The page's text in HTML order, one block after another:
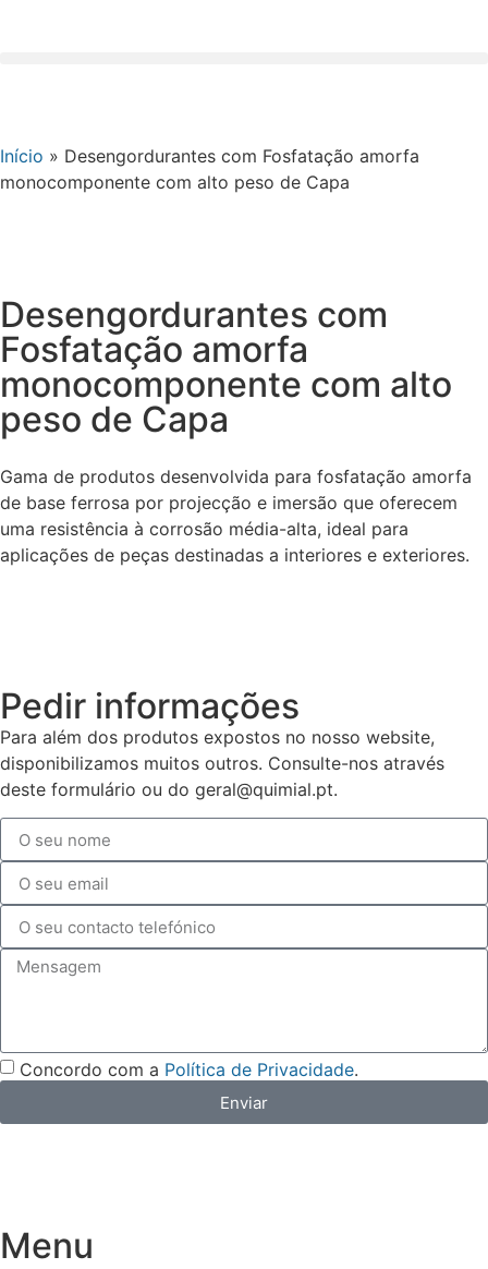
Início » Desengordurantes com Fosfatação amorfa
monocomponente com alto peso de Capa
Desengordurantes com
Fosfatação amorfa
monocomponente com alto
peso de Capa
Gama de produtos desenvolvida para fosfatação amorfa
de base ferrosa por projecção e imersão que oferecem
uma resistência à corrosão média-alta, ideal para
aplicações de peças destinadas a interiores e exteriores.
Pedir informações
Para além dos produtos expostos no nosso website,
disponibilizamos muitos outros. Consulte-nos através
deste formulário ou do geral@quimial.pt.
Concordo com a Política de Privacidade.
Enviar
Menu